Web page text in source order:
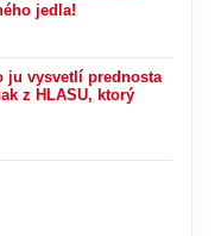
jedla!
ju vysvetlí prednosta
z HLASU, ktorý